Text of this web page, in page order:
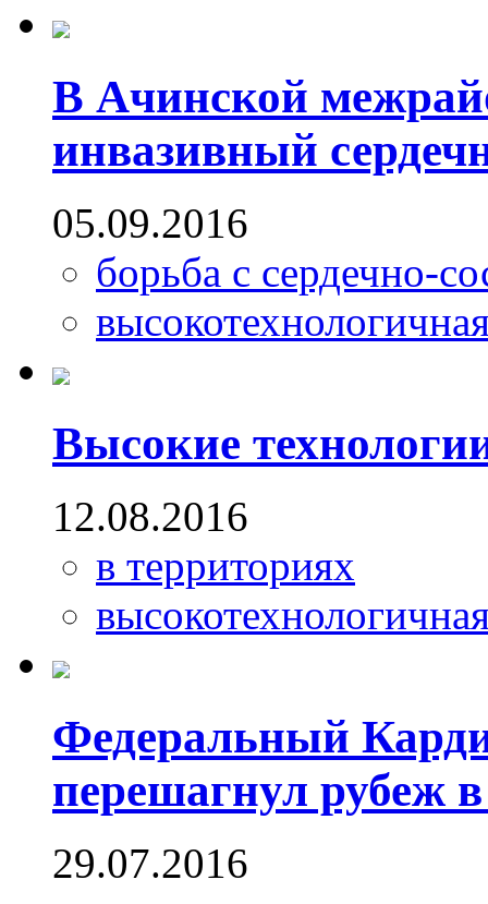
В Ачинской
инвазивный
05.09.2016
борьба с сердечно-
Высокие
12.08.2016
в территориях
Федеральный
перешагнул рубеж
29.07.2016